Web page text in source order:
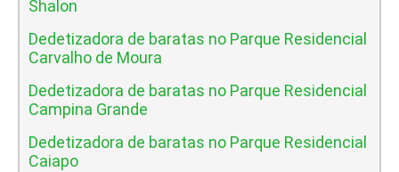
Shalon
Dedetizadora de baratas no Parque Residencial
Carvalho de Moura
Dedetizadora de baratas no Parque Residencial
Campina Grande
Dedetizadora de baratas no Parque Residencial
Caiapo